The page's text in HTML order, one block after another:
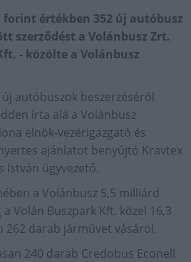
értékben 352 új autóbusz
szerződést a Volánbusz Zrt.
- közölte a Volánbusz
autóbuszok beszerzéséről
írta alá a Volánbusz
elnök-vezérigazgató és
ajánlatot benyújtó Kravtex
István ügyvezető.
a Volánbusz 5,5 milliárd
Volán Buszpark Kft. közel 16,3
darab járművet vásárol.
240 darab Credobus Econell